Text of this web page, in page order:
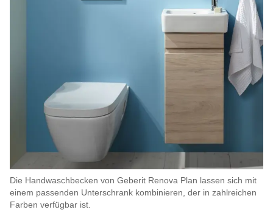
Die Handwaschbecken von Geberit Renova Plan lassen sich mit
einem passenden Unterschrank kombinieren, der in zahlreichen
Farben verfügbar ist.